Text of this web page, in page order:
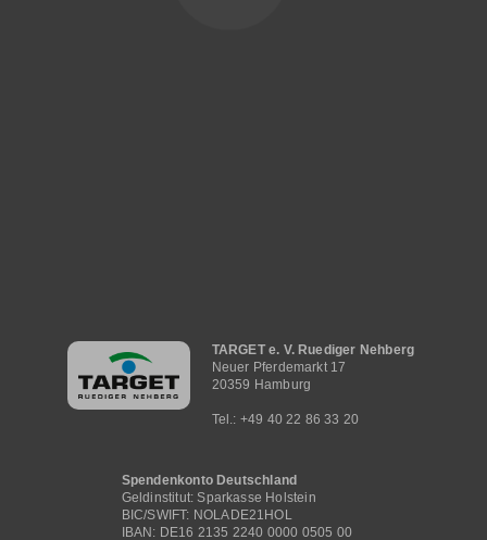
Hauptnavigation
TARGET e. V. Ruediger Nehberg
Neuer Pferdemarkt 17
20359 Hamburg
Tel.: +49 40 22 86 33 20
Spendenkonto Deutschland
Geldinstitut: Sparkasse Holstein
BIC/SWIFT: NOLADE21HOL
IBAN: DE16 2135 2240 0000 0505 00